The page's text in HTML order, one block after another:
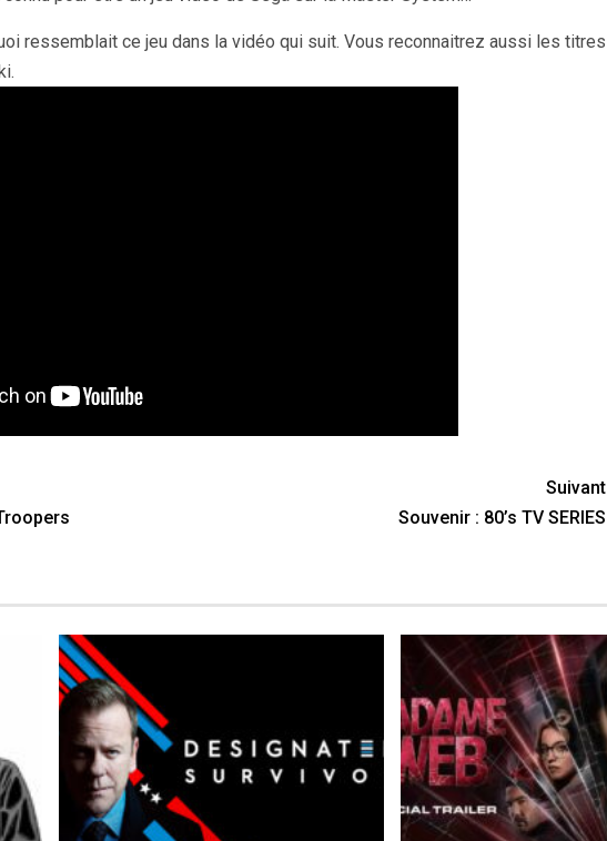
ressemblait ce jeu dans la vidéo qui suit. Vous reconnaitrez aussi les titres
Suivant
Souvenir : 80’s TV SERIES